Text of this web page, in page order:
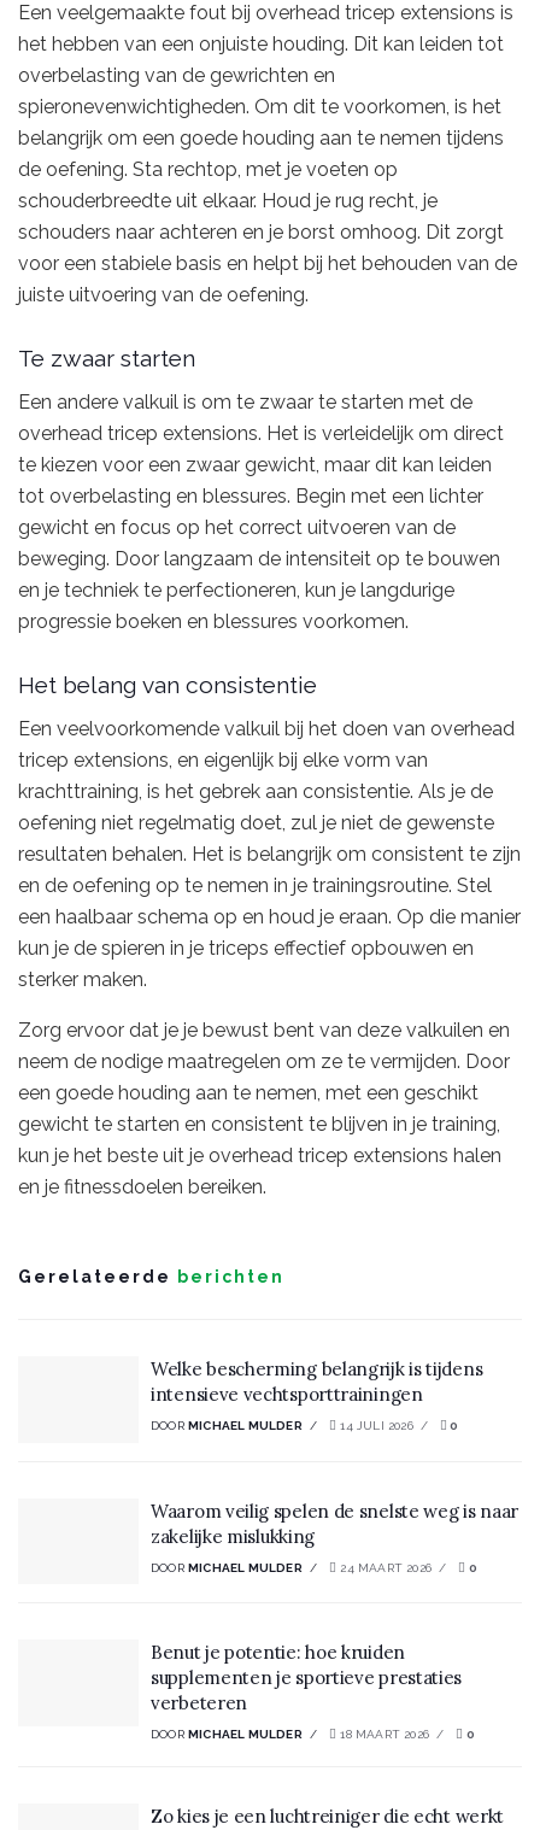
Een veelgemaakte fout bij overhead tricep extensions is
het hebben van een onjuiste houding. Dit kan leiden tot
overbelasting van de gewrichten en
spieronevenwichtigheden. Om dit te voorkomen, is het
belangrijk om een goede houding aan te nemen tijdens
de oefening. Sta rechtop, met je voeten op
schouderbreedte uit elkaar. Houd je rug recht, je
schouders naar achteren en je borst omhoog. Dit zorgt
voor een stabiele basis en helpt bij het behouden van de
juiste uitvoering van de oefening.
Te zwaar starten
Een andere valkuil is om te zwaar te starten met de
overhead tricep extensions. Het is verleidelijk om direct
te kiezen voor een zwaar gewicht, maar dit kan leiden
tot overbelasting en blessures. Begin met een lichter
gewicht en focus op het correct uitvoeren van de
beweging. Door langzaam de intensiteit op te bouwen
en je techniek te perfectioneren, kun je langdurige
progressie boeken en blessures voorkomen.
Het belang van consistentie
Een veelvoorkomende valkuil bij het doen van overhead
tricep extensions, en eigenlijk bij elke vorm van
krachttraining, is het gebrek aan consistentie. Als je de
oefening niet regelmatig doet, zul je niet de gewenste
resultaten behalen. Het is belangrijk om consistent te zijn
en de oefening op te nemen in je trainingsroutine. Stel
een haalbaar schema op en houd je eraan. Op die manier
kun je de spieren in je triceps effectief opbouwen en
sterker maken.
Zorg ervoor dat je je bewust bent van deze valkuilen en
neem de nodige maatregelen om ze te vermijden. Door
een goede houding aan te nemen, met een geschikt
gewicht te starten en consistent te blijven in je training,
kun je het beste uit je overhead tricep extensions halen
en je fitnessdoelen bereiken.
Gerelateerde berichten
Welke bescherming belangrijk is tijdens
intensieve vechtsporttrainingen
DOOR MICHAEL MULDER 14 JULI 2026 0
Waarom veilig spelen de snelste weg is naar
zakelijke mislukking
DOOR MICHAEL MULDER 24 MAART 2026 0
Benut je potentie: hoe kruiden
supplementen je sportieve prestaties
verbeteren
DOOR MICHAEL MULDER 18 MAART 2026 0
Zo kies je een luchtreiniger die echt werkt